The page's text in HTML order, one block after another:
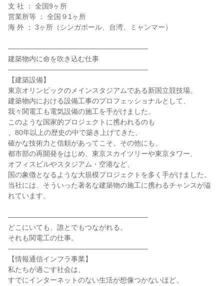
支 社 ： 全国9ヶ所
営業所等 ： 全国９1ヶ所
海 外 ： 3ヶ所（シンガポール、台湾、ミャンマー）
――――――――――――――――――――
建築物内に命を吹き込む仕事
――――――――――――――――――――
【建築設備】
東京オリンピックのメインスタジアムである新国立競技場。
建築物内における設備工事のプロフェッショナルとして、
我々関電工も電気設備の施工を手がけました。
このような国家的プロジェクトに携われるのも
、80年以上の歴史の中で築き上げてきた、
確かな技術力と信頼があってこそ。その他にも、
都市部の再開発をはじめ、東京スカイツリーや東京タワー、
オフィスビルやスタジアム・空港など、
国の象徴となるような大規模プロジェクトを多く手がけました。
当社には、そういった著名な建築物の施工に携わるチャンスが溢
れています。
――――――――――――――――――――
どこにいても、誰とでもつながれる。
それも関電工の仕事。
――――――――――――――――――――
【情報通信インフラ事業】
私たちが過ごす社会は、
すでにインターネットのない生活が想像つかないほど、